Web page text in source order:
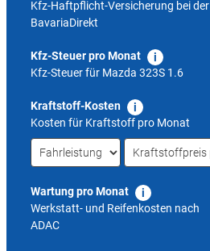
Kfz-Haftpflicht-Versicherung bei der
BavariaDirekt
Kfz-Steuer pro Monat
Kfz-Steuer für Mazda 323S 1.6
Kraftstoff-Kosten
Kosten für Kraftstoff pro Monat
Wartung pro Monat
Werkstatt- und Reifenkosten nach
ADAC